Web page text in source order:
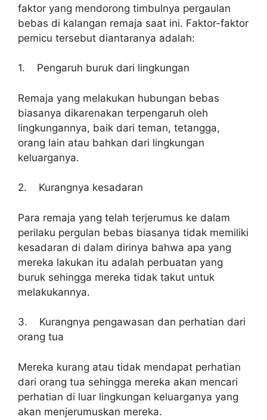
faktor yang mendorong timbulnya pergaulan
bebas di kalangan remaja saat ini. Faktor-faktor
pemicu tersebut diantaranya adalah:
1. Pengaruh buruk dari lingkungan
Remaja yang melakukan hubungan bebas
biasanya dikarenakan terpengaruh oleh
lingkungannya, baik dari teman, tetangga,
orang lain atau bahkan dari lingkungan
keluarganya.
2. Kurangnya kesadaran
Para remaja yang telah terjerumus ke dalam
perilaku pergulan bebas biasanya tidak memiliki
kesadaran di dalam dirinya bahwa apa yang
mereka lakukan itu adalah perbuatan yang
buruk sehingga mereka tidak takut untuk
melakukannya.
3. Kurangnya pengawasan dan perhatian dari
orang tua
Mereka kurang atau tidak mendapat perhatian
dari orang tua sehingga mereka akan mencari
perhatian di luar lingkungan keluarganya yang
akan menjerumuskan mereka.